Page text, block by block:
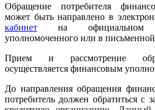
Обращение потребителя
может быть направлено в
кабинет на официальном
уполномоченного или в
Прием и рассмотрение
осуществляется финансовым
До направления обращения
потребитель должен обратиться с